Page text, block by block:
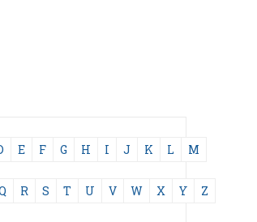
E F G H I J K L M
R S T U V W X Y Z